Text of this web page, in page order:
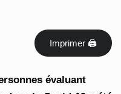
Imprimer 🖨
évaluant